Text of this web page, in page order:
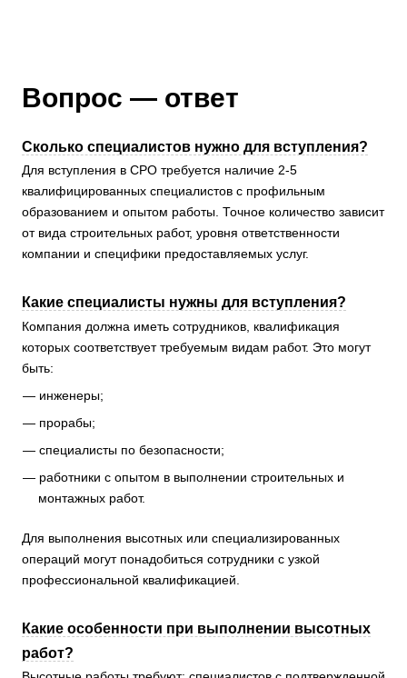
Вопрос — ответ
Сколько специалистов нужно для вступления?
Для вступления в СРО требуется наличие 2-5
квалифицированных специалистов с профильным
образованием и опытом работы. Точное количество зависит
от вида строительных работ, уровня ответственности
компании и специфики предоставляемых услуг.
Какие специалисты нужны для вступления?
Компания должна иметь сотрудников, квалификация
которых соответствует требуемым видам работ. Это могут
быть:
инженеры;
прорабы;
специалисты по безопасности;
работники с опытом в выполнении строительных и
монтажных работ.
Для выполнения высотных или специализированных
операций могут понадобиться сотрудники с узкой
профессиональной квалификацией.
Какие особенности при выполнении высотных
работ?